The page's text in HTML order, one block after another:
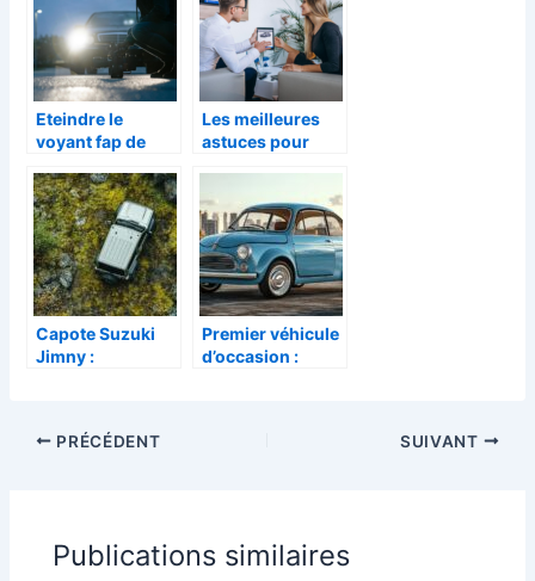
avantages ?
Eteindre le
voyant fap de
les conseils
essentiels
Les meilleures
astuces pour
Capote Suzuki
Jimny :
experts
Premier véhicule
d’occasion :
PRÉCÉDENT SUIVANT
Publications similaires